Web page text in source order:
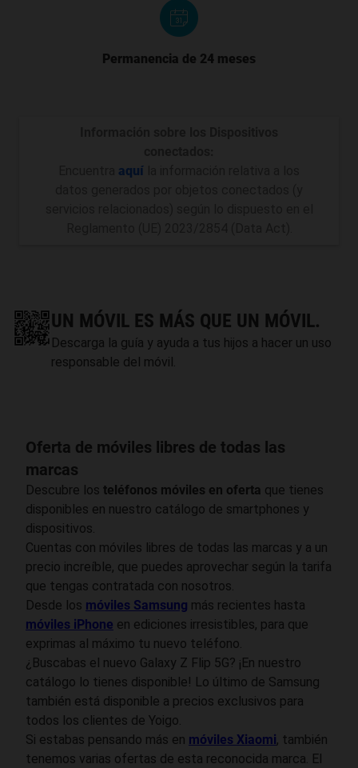
Permanencia de 24 meses
aquí
UN MÓVIL ES MÁS QUE UN MÓVIL.
Descarga la guía y ayuda a tus hijos a hacer un uso
responsable del móvil.
Oferta de móviles libres de todas las
marcas
Descubre los teléfonos móviles en oferta que tienes
disponibles en nuestro catálogo de smartphones y
dispositivos.
Cuentas con móviles libres de todas las marcas y a un
precio increíble, que puedes aprovechar según la tarifa
que tengas contratada con nosotros.
Desde los móviles Samsung más recientes hasta
móviles iPhone en ediciones irresistibles, para que
exprimas al máximo tu nuevo teléfono.
¿Buscabas el nuevo Galaxy Z Flip 5G? ¡En nuestro
catálogo lo tienes disponible! Lo último de Samsung
también está disponible a precios exclusivos para
todos los clientes de Yoigo.
Si estabas pensando más en móviles Xiaomi, también
tenemos varias ofertas de esta reconocida marca. El